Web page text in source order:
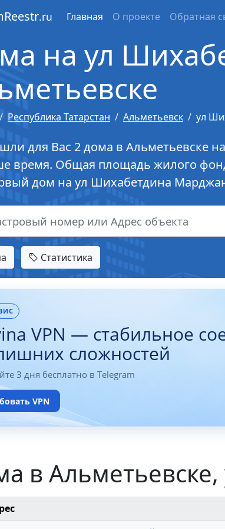
.ru Главная О проекте Обратная
на ул
Республика Татарстан Альметьевск ул
для Вас 2 дома в Альметьевске
время. Общая площадь жилого
дом на ул Шихабетдина
Статистика
VPN — стабильное
сложностей
3 дня бесплатно в Telegram
VPN
в